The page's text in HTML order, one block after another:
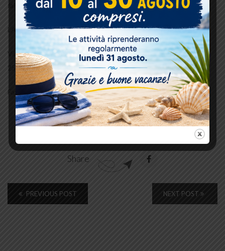
faire et de sa expérience et à réaliser ce service avec soin.
LANZONI DANIELE S.R.L. – Menuiseries CANNES
Via del Fabbro 2 – Bordighera – Telefono: 0184 295231 – 0184
251730
Fax: +39 0184 255804 Email:info@danielelanzoni.com
Share
PREVIOUS POST NEXT POST